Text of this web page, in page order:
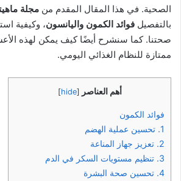
الصحية. في هذا المقال المقدم من مجلة
بالتفصيل فوائد الكمون واليانسون، وكيفية
صحتنا. كما سنشرح أيضًا كيف يمكن لهذه
ممتازة للنظام الغذائي اليومي.
أهم العناصر [
hide
]
فوائد الكمون
1. تحسين عملية الهضم
2. تعزيز جهاز المناعة
3. تنظيم مستويات السكر في الدم
4. تحسين صحة البشرة